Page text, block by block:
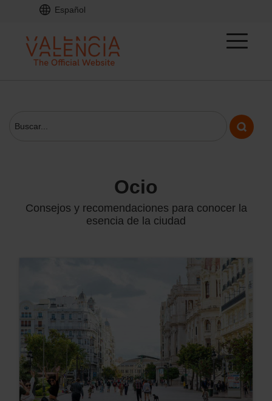
Español
ocio
Consejos y recomendaciones para conocer la
esencia de la ciudad